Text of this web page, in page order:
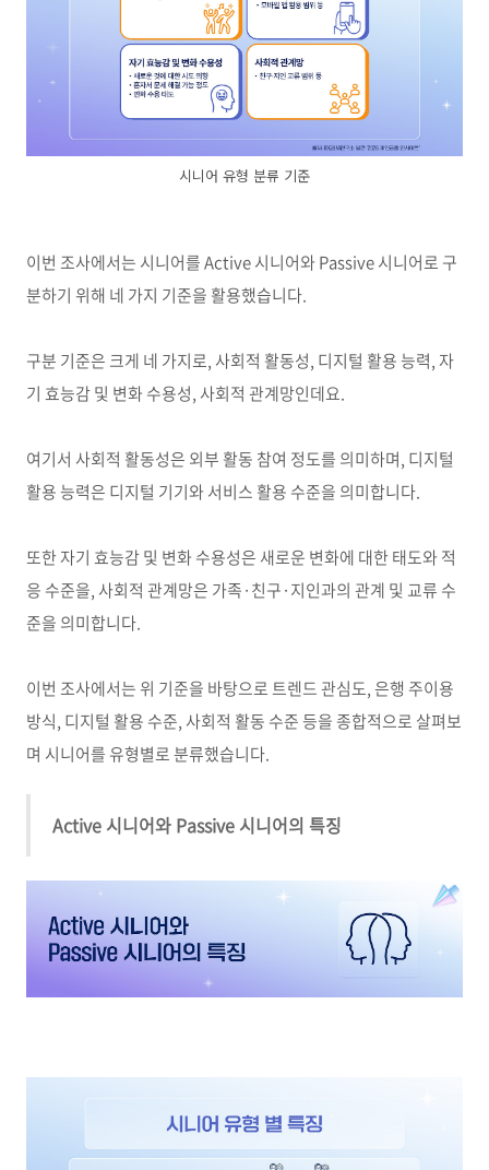
시니어 유형 분류 기준
이번 조사에서는 시니어를Active시니어와Passive시니어로 구
분하기 위해 네 가지 기준을 활용했습니다.
구분 기준은 크게 네 가지로, 사회적 활동성, 디지털 활용 능력,자
기 효능감 및 변화 수용성, 사회적 관계망인데요.
여기서 사회적 활동성은 외부 활동 참여 정도를 의미하며, 디지털
활용 능력은 디지털 기기와 서비스 활용 수준을 의미합니다.
또한 자기 효능감 및 변화 수용성은 새로운 변화에 대한 태도와 적
응 수준을, 사회적 관계망은 가족·친구·지인과의 관계 및 교류 수
준을 의미합니다.
이번 조사에서는 위 기준을 바탕으로 트렌드 관심도,은행 주이용
방식, 디지털 활용 수준, 사회적 활동 수준 등을 종합적으로 살펴보
며 시니어를 유형별로 분류했습니다.
Active 시니어와 Passive 시니어의 특징